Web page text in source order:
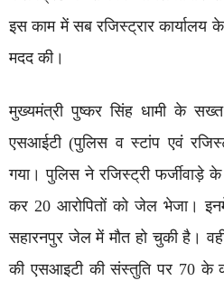
इस काम में सब रजिस्ट्रार कार्यालय
मदद की।
मुख्यमंत्री पुष्कर सिंह धामी के
एसआईटी (पुलिस व स्टांप एवं
गया। पुलिस ने रजिस्ट्री फर्जीवाड़े
कर 20 आरोपितों को जेल भेजा।
सहारनपुर जेल में मौत हो चुकी है।
की एसआइटी की संस्तुति पर 70 के